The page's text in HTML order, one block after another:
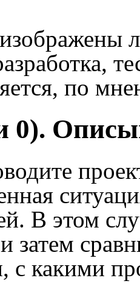
по
В этом
затем
с какими